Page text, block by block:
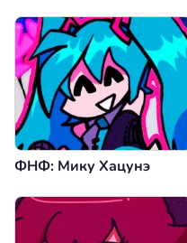
ФНФ: Мику Хацунэ